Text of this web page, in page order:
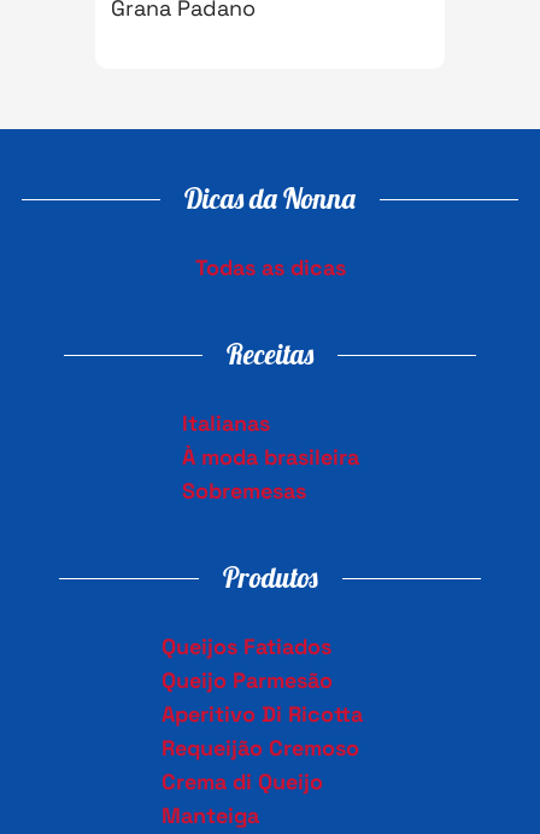
Grana Padano
Dicas da Nonna
Todas as dicas
Receitas
Italianas
À moda brasileira
Sobremesas
Produtos
Queijos Fatiados
Queijo Parmesão
Aperitivo Di Ricotta
Requeijão Cremoso
Crema di Queijo
Manteiga